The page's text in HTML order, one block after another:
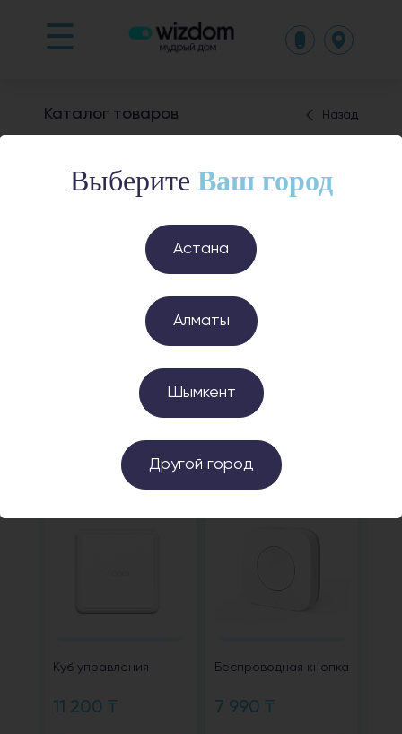
Выберите Ваш город
Астана
Алматы
Шымкент
Другой город
☰
Назад
Каталог товаров
Датчик протечки
Заказать в один клик
Датчик вибрации
8 990 ₸
Куб управления
11 200 ₸
Беспроводная кнопка
7 990 ₸